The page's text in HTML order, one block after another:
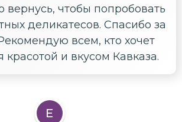
вернусь, чтобы попробовать
деликатесов. Спасибо за
всем, кто хочет
красотой и вкусом Кавказа.
Е